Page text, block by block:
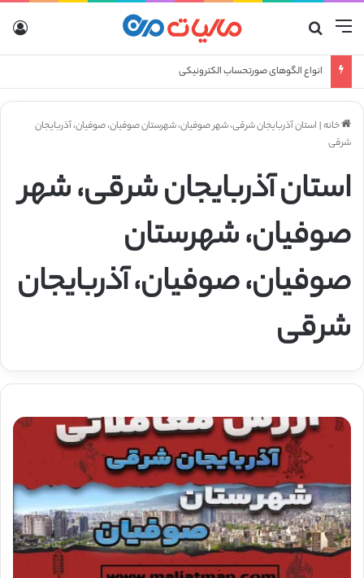
منو
انواع الگوهای صورتحساب الکترونیکی
خانه| استان آذربایجان شرقی، شهر صوفیان، شهرستان صوفیان، صوفیان، آذربایجان
شرقی
استان آذربایجان شرقی، شهر
صوفیان، شهرستان
صوفیان، صوفیان، آذربایجان
شرقی